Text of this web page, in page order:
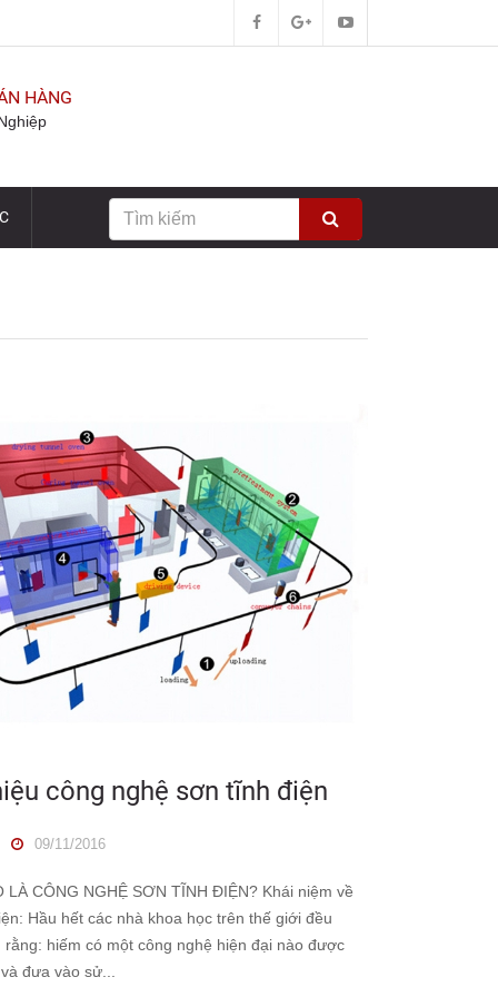
HÀNG
công nghệ sơn tĩnh điện
09/11/2016
CÔNG NGHỆ SƠN TĨNH ĐIỆN? Khái niệm về
Hầu hết các nhà khoa học trên thế giới đều
rằng: hiếm có một công nghệ hiện đại nào được
đưa vào sử...